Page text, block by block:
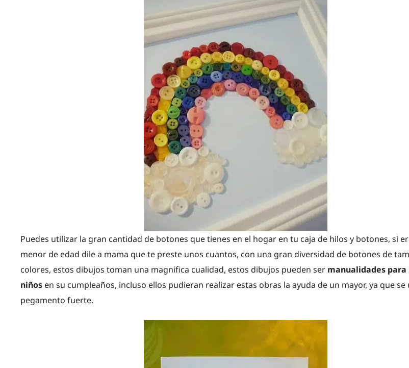
Puedes utilizar la gran cantidad de botones que tienes en el hogar en tu caja de hilos y botones, si
menor de edad dile a mama que te preste unos cuantos, con una gran diversidad de botones de
colores, estos dibujos toman una magnifica cualidad, estos dibujos pueden ser manualidades para
niños en su cumpleaños, incluso ellos pudieran realizar estas obras la ayuda de un mayor, ya que se
pegamento fuerte.